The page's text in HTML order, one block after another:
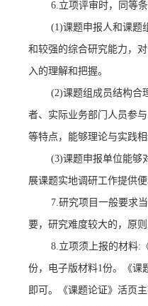
6.立项评审时，同等
(1)课题申报人和课题
和较强的综合研究能力，
入的理解和把握。
(2)课题组成员结构合
者、实际业务部门人员参
等特点，能够理论与实践相
(3)课题申报单位能够
展课题实地调研工作提供便
7.研究项目一般要求
要，研究难度较大的，原
8.立项须上报的材料:
份，电子版材料1份。《课
即可。《课题论证》活页